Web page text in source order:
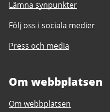
Lämna synpunkter
Följ oss i sociala medier
Press och media
Om webbplatsen
Om webbplatsen